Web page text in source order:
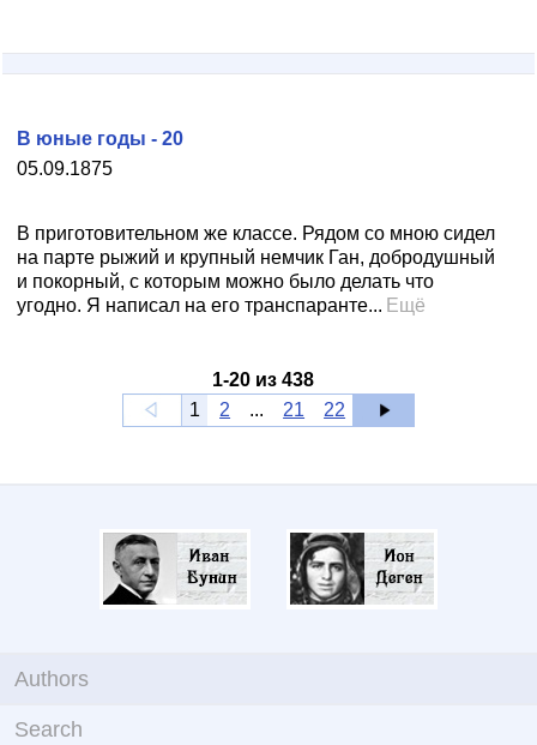
05.09.1875
В юные годы - 20
В приготовительном же классе. Рядом со мною сидел
на парте рыжий и крупный немчик Ган, добродушный
и покорный, с которым можно было делать что
угодно. Я написал на его транспаранте... Ещё
1-20из 438
1
2 ... 21 22
Authors
Search